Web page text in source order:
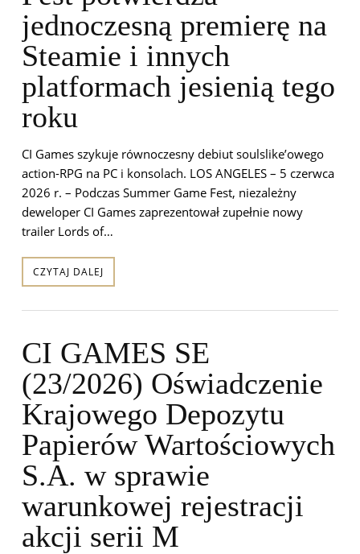
jednoczesną premierę na
Steamie i innych
platformach jesienią tego
roku
CI Games szykuje równoczesny debiut soulslike’owego
action-RPG na PC i konsolach. LOS ANGELES – 5 czerwca
2026 r. – Podczas Summer Game Fest, niezależny
deweloper CI Games zaprezentował zupełnie nowy
trailer Lords of…
CZYTAJ DALEJ
CI GAMES SE
(23/2026) Oświadczenie
Krajowego Depozytu
Papierów Wartościowych
S.A. w sprawie
warunkowej rejestracji
akcji serii M